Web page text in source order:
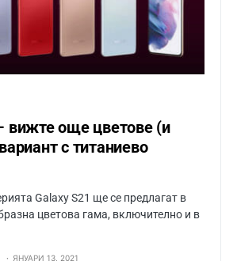
вижте още цветове (и
с титаниево
Galaxy S21 ще се предлагат в
цветова гама, включително и в
ЯНУАРИ 13, 2021